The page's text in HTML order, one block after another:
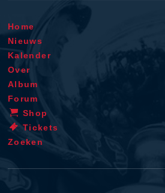
Home
Nieuws
Kalender
Over
Album
Forum
Shop
Tickets
Zoeken